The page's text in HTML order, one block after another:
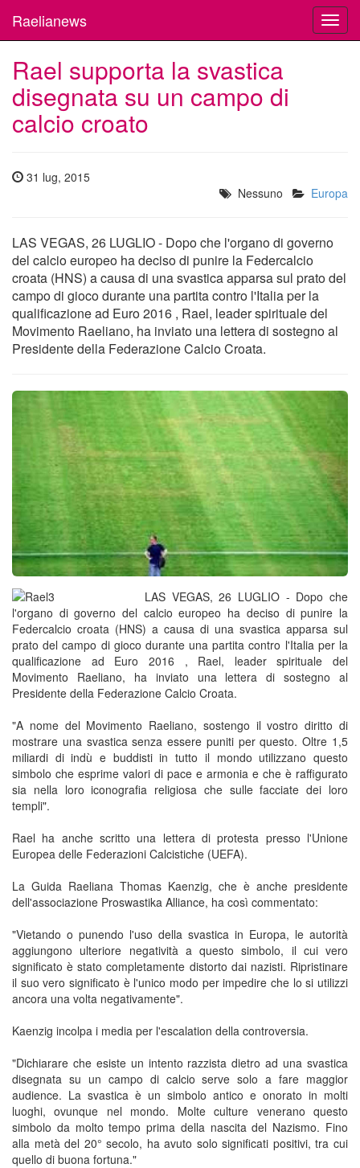
Raelianews
Rael supporta la svastica
disegnata su un campo di
calcio croato
31 lug, 2015
Nessuno
Europa
LAS VEGAS, 26 LUGLIO - Dopo che l'organo di governo
del calcio europeo ha deciso di punire la Federcalcio
croata (HNS) a causa di una svastica apparsa sul prato del
campo di gioco durante una partita contro l'Italia per la
qualificazione ad Euro 2016 , Rael, leader spirituale del
Movimento Raeliano, ha inviato una lettera di sostegno al
Presidente della Federazione Calcio Croata.
LAS VEGAS, 26 LUGLIO - Dopo che
l'organo di governo del calcio europeo ha deciso di punire la
Federcalcio croata (HNS) a causa di una svastica apparsa sul
prato del campo di gioco durante una partita contro l'Italia per la
qualificazione ad Euro 2016 , Rael, leader spirituale del
Movimento Raeliano, ha inviato una lettera di sostegno al
Presidente della Federazione Calcio Croata.
"A nome del Movimento Raeliano, sostengo il vostro diritto di
mostrare una svastica senza essere puniti per questo. Oltre 1,5
miliardi di indù e buddisti in tutto il mondo utilizzano questo
simbolo che esprime valori di pace e armonia e che è raffigurato
sia nella loro iconografia religiosa che sulle facciate dei loro
templi".
Rael ha anche scritto una lettera di protesta presso l'Unione
Europea delle Federazioni Calcistiche (UEFA).
La Guida Raeliana Thomas Kaenzig, che è anche presidente
dell'associazione Proswastika Alliance, ha così commentato:
"Vietando o punendo l'uso della svastica in Europa, le autorità
aggiungono ulteriore negatività a questo simbolo, il cui vero
significato è stato completamente distorto dai nazisti. Ripristinare
il suo vero significato è l'unico modo per impedire che lo si utilizzi
ancora una volta negativamente".
Kaenzig incolpa i media per l'escalation della controversia.
"Dichiarare che esiste un intento razzista dietro ad una svastica
disegnata su un campo di calcio serve solo a fare maggior
audience. La svastica è un simbolo antico e onorato in molti
luoghi, ovunque nel mondo. Molte culture venerano questo
simbolo da molto tempo prima della nascita del Nazismo. Fino
alla metà del 20° secolo, ha avuto solo significati positivi, tra cui
quello di buona fortuna."